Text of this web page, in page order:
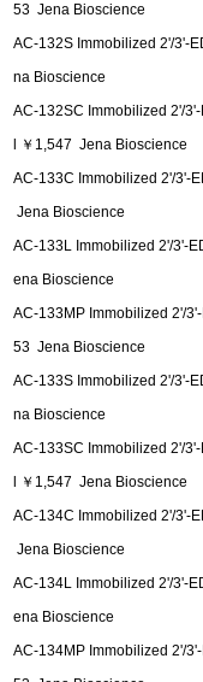
53 Jena Bioscience
AC-132S Immobilized 2'/3'-
na Bioscience
AC-132SC Immobilized 2'/
l ￥1,547 Jena Bioscience
AC-133C Immobilized 2'/3'-
Jena Bioscience
AC-133L Immobilized 2'/3'-
ena Bioscience
AC-133MP Immobilized 2'/
53 Jena Bioscience
AC-133S Immobilized 2'/3'-
na Bioscience
AC-133SC Immobilized 2'/
l ￥1,547 Jena Bioscience
AC-134C Immobilized 2'/3'-
Jena Bioscience
AC-134L Immobilized 2'/3'-
ena Bioscience
AC-134MP Immobilized 2'/